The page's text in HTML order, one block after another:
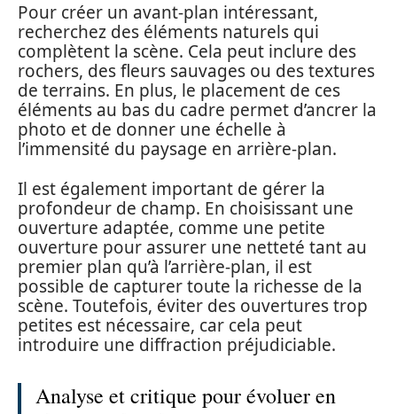
Pour créer un avant-plan intéressant,
recherchez des éléments naturels qui
complètent la scène. Cela peut inclure des
rochers, des fleurs sauvages ou des textures
de terrains. En plus, le placement de ces
éléments au bas du cadre permet d’ancrer la
photo et de donner une échelle à
l’immensité du paysage en arrière-plan.
Il est également important de gérer la
profondeur de champ. En choisissant une
ouverture adaptée, comme une petite
ouverture pour assurer une netteté tant au
premier plan qu’à l’arrière-plan, il est
possible de capturer toute la richesse de la
scène. Toutefois, éviter des ouvertures trop
petites est nécessaire, car cela peut
introduire une diffraction préjudiciable.
Analyse et critique pour évoluer en